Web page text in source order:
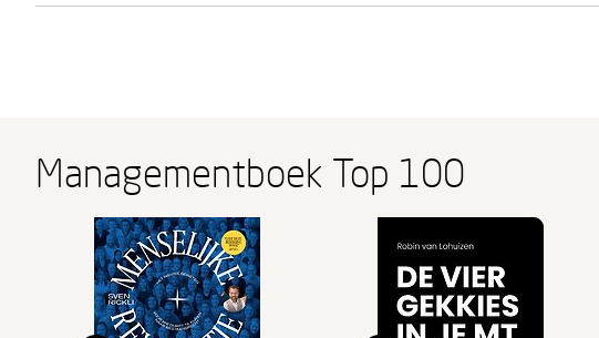
Managementboek Top 100